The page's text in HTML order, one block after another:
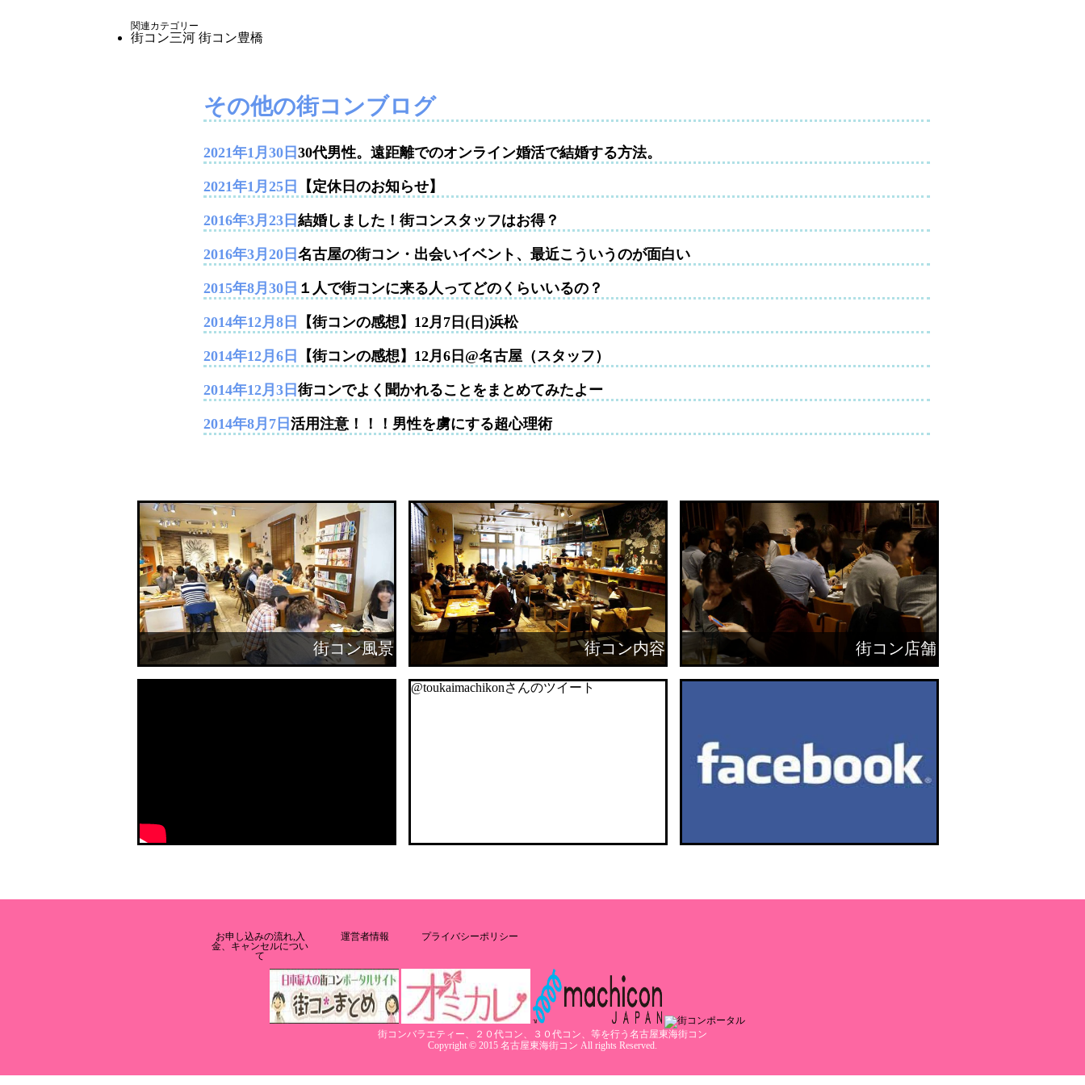
関連カテゴリー
街コン三河 街コン豊橋
その他の街コンブログ
2021年1月30日 30代男性。遠距離でのオンライン婚活で結婚する方法。
2021年1月25日 【定休日のお知らせ】
2016年3月23日 結婚しました！街コンスタッフはお得？
2016年3月20日 名古屋の街コン・出会いイベント、最近こういうのが面白い
2015年8月30日 １人で街コンに来る人ってどのくらいいるの？
2014年12月8日 【街コンの感想】12月7日(日)浜松
2014年12月6日 【街コンの感想】12月6日@名古屋（スタッフ）
2014年12月3日 街コンでよく聞かれることをまとめてみたよー
2014年8月7日 活用注意！！！男性を虜にする超心理術
街コン風景 街コン内容 街コン店舗
@toukaimachikonさんのツイート
お申し込みの流れ,入
金、キャンセルについ
て
運営者情報 プライバシーポリシー
街コンバラエティー、２０代コン、３０代コン、等を行う名古屋東海街コン
Copyright © 2015 名古屋東海街コン All rights Reserved.